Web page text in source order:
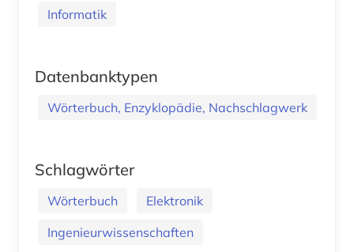
Informatik
Datenbanktypen
Wörterbuch, Enzyklopädie, Nachschlagwerk
Schlagwörter
Wörterbuch
Elektronik
Ingenieurwissenschaften